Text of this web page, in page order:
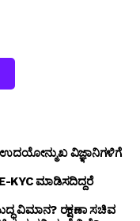
ವಿಜ್ಞಾನಿಗಳಿಗೆ
KYC ಮಾಡಿಸದಿದ್ದರೆ
ವಿಮಾನ? ರಕ್ಷಣಾ ಸಚಿವ